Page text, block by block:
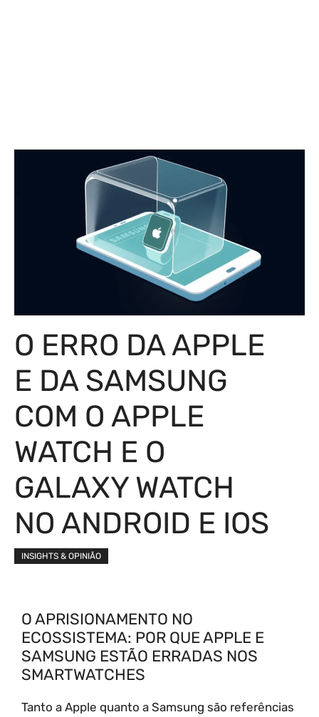
O ERRO DA APPLE
E DA SAMSUNG
COM O APPLE
WATCH E O
GALAXY WATCH
NO ANDROID E IOS
INSIGHTS & OPINIÃO
O APRISIONAMENTO NO
ECOSSISTEMA: POR QUE APPLE E
SAMSUNG ESTÃO ERRADAS NOS
SMARTWATCHES
Tanto a Apple quanto a Samsung são referências